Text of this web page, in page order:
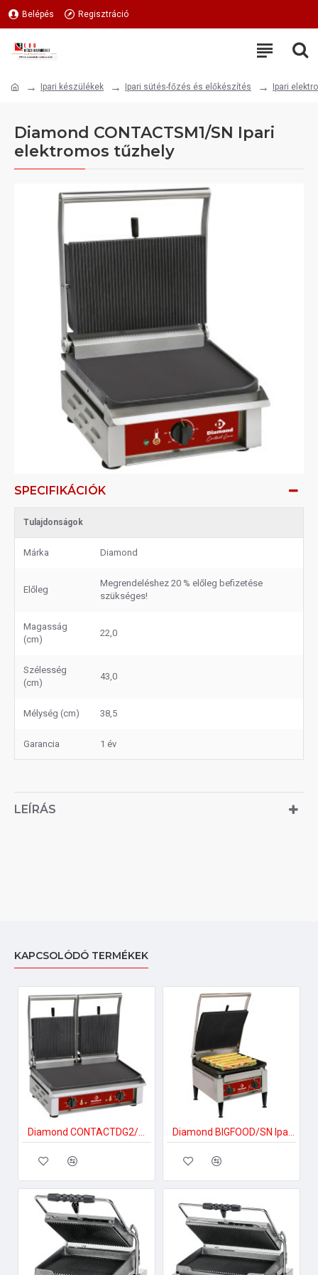
Belépés Regisztráció
Ipari készülékek Ipari sütés-főzés és előkészítés Ipari
Diamond CONTACTSM1/SN Ipari
elektromos tűzhely
SPECIFIKÁCIÓK
Tulajdonságok
Márka Diamond
Előleg
Megrendeléshez 20 % előleg befizetése
szükséges!
Magasság
(cm)
22,0
Szélesség
(cm)
43,0
Mélység (cm) 38,5
Garancia 1 év
LEÍRÁS
KAPCSOLÓDÓ TERMÉKEK